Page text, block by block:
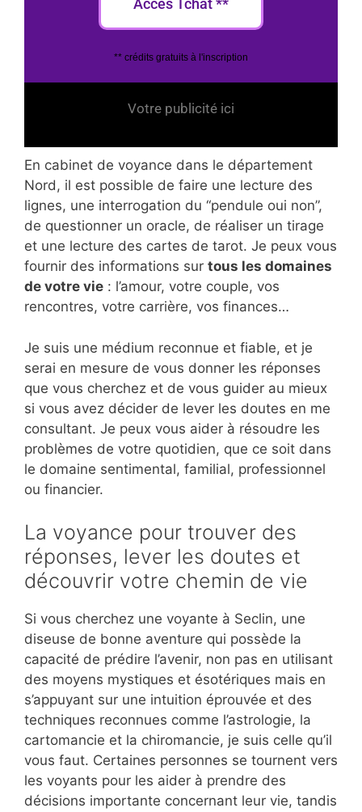
** crédits gratuits à l'inscription
Votre publicité ici
En cabinet de voyance dans le département
Nord, il est possible de faire une lecture des
lignes, une interrogation du “pendule oui non”,
de questionner un oracle, de réaliser un tirage
et une lecture des cartes de tarot. Je peux vous
fournir des informations sur tous les domaines
de votre vie : l’amour, votre couple, vos
rencontres, votre carrière, vos finances…
Je suis une médium reconnue et fiable, et je
serai en mesure de vous donner les réponses
que vous cherchez et de vous guider au mieux
si vous avez décider de lever les doutes en me
consultant. Je peux vous aider à résoudre les
problèmes de votre quotidien, que ce soit dans
le domaine sentimental, familial, professionnel
ou financier.
La voyance pour trouver des
réponses, lever les doutes et
découvrir votre chemin de vie
Si vous cherchez une voyante à Seclin, une
diseuse de bonne aventure qui possède la
capacité de prédire l’avenir, non pas en utilisant
des moyens mystiques et ésotériques mais en
s’appuyant sur une intuition éprouvée et des
techniques reconnues comme l’astrologie, la
cartomancie et la chiromancie, je suis celle qu’il
vous faut. Certaines personnes se tournent vers
les voyants pour les aider à prendre des
décisions importante concernant leur vie, tandis